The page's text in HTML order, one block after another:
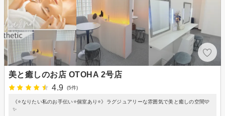
美と癒しのお店 OTOHA 2号店
4.9
(5件)
《⭐️なりたい私のお手伝い⭐️個室あり⭐》ラグジュアリーな雰囲気で美と癒しの空間🩷
✨